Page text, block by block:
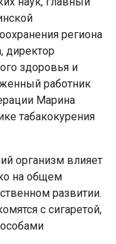
региона
директор
здоровья и
работник
Марина
табакокурения
организм влияет
на общем
развитии.
с сигаретой,